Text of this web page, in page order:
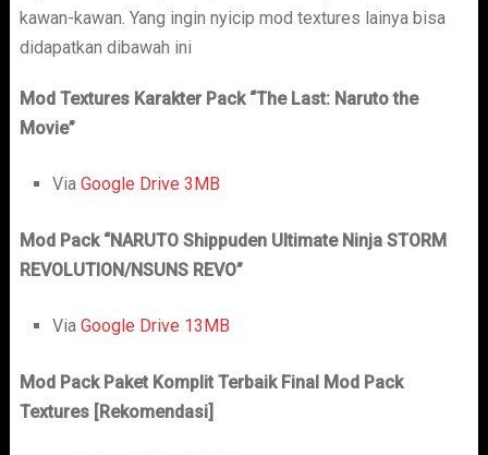
kawan-kawan. Yang ingin nyicip mod textures lainya bisa
didapatkan dibawah ini
Mod Textures Karakter Pack “The Last: Naruto the
Movie”
Via Google Drive 3MB
Mod Pack “NARUTO Shippuden Ultimate Ninja STORM
REVOLUTION/NSUNS REVO”
Via Google Drive 13MB
Mod Pack Paket Komplit Terbaik Final Mod Pack
Textures [Rekomendasi]